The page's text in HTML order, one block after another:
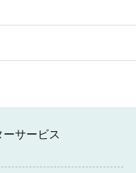
サービス